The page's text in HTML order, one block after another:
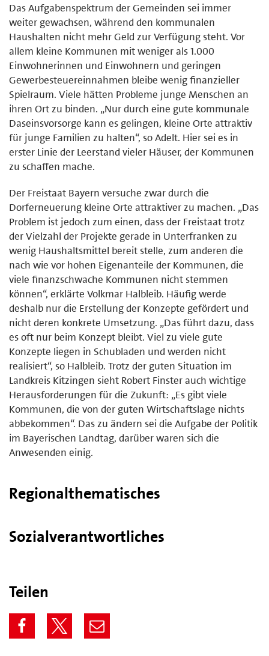
Das Aufgabenspektrum der Gemeinden sei immer
weiter gewachsen, während den kommunalen
Haushalten nicht mehr Geld zur Verfügung steht. Vor
allem kleine Kommunen mit weniger als 1.000
Einwohnerinnen und Einwohnern und geringen
Gewerbesteuereinnahmen bleibe wenig finanzieller
Spielraum. Viele hätten Probleme junge Menschen an
ihren Ort zu binden. „Nur durch eine gute kommunale
Daseinsvorsorge kann es gelingen, kleine Orte attraktiv
für junge Familien zu halten“, so Adelt. Hier sei es in
erster Linie der Leerstand vieler Häuser, der Kommunen
zu schaffen mache.
Der Freistaat Bayern versuche zwar durch die
Dorferneuerung kleine Orte attraktiver zu machen. „Das
Problem ist jedoch zum einen, dass der Freistaat trotz
der Vielzahl der Projekte gerade in Unterfranken zu
wenig Haushaltsmittel bereit stelle, zum anderen die
nach wie vor hohen Eigenanteile der Kommunen, die
viele finanzschwache Kommunen nicht stemmen
können“, erklärte Volkmar Halbleib. Häufig werde
deshalb nur die Erstellung der Konzepte gefördert und
nicht deren konkrete Umsetzung. „Das führt dazu, dass
es oft nur beim Konzept bleibt. Viel zu viele gute
Konzepte liegen in Schubladen und werden nicht
realisiert“, so Halbleib. Trotz der guten Situation im
Landkreis Kitzingen sieht Robert Finster auch wichtige
Herausforderungen für die Zukunft: „Es gibt viele
Kommunen, die von der guten Wirtschaftslage nichts
abbekommen“. Das zu ändern sei die Aufgabe der Politik
im Bayerischen Landtag, darüber waren sich die
Anwesenden einig.
Regionalthematisches
Sozialverantwortliches
Teilen